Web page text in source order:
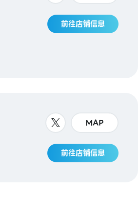
前往店铺信息
MAP
前往店铺信息